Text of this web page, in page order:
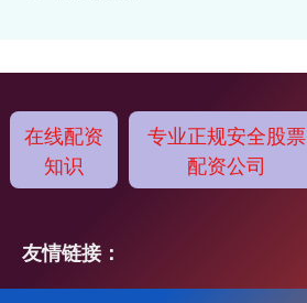
在线配资
知识
专业正规安全股票
配资公司
友情链接：